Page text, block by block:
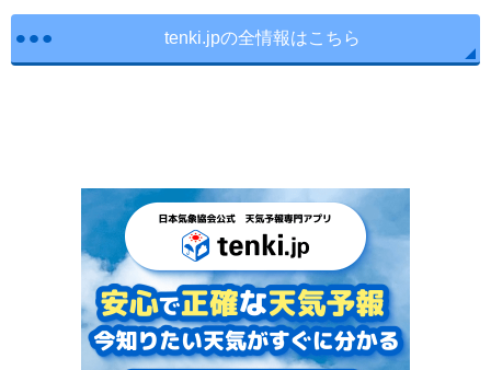
tenki.jpの全情報はこちら